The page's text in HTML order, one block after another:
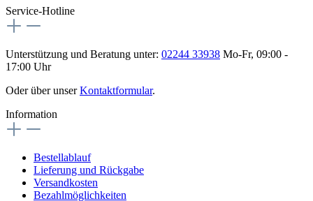
Service-Hotline
Unterstützung und Beratung unter: 02244 33938 Mo-Fr, 09:00 -
17:00 Uhr
Oder über unserKontaktformular.
Information
Bestellablauf
Lieferung und Rückgabe
Versandkosten
Bezahlmöglichkeiten